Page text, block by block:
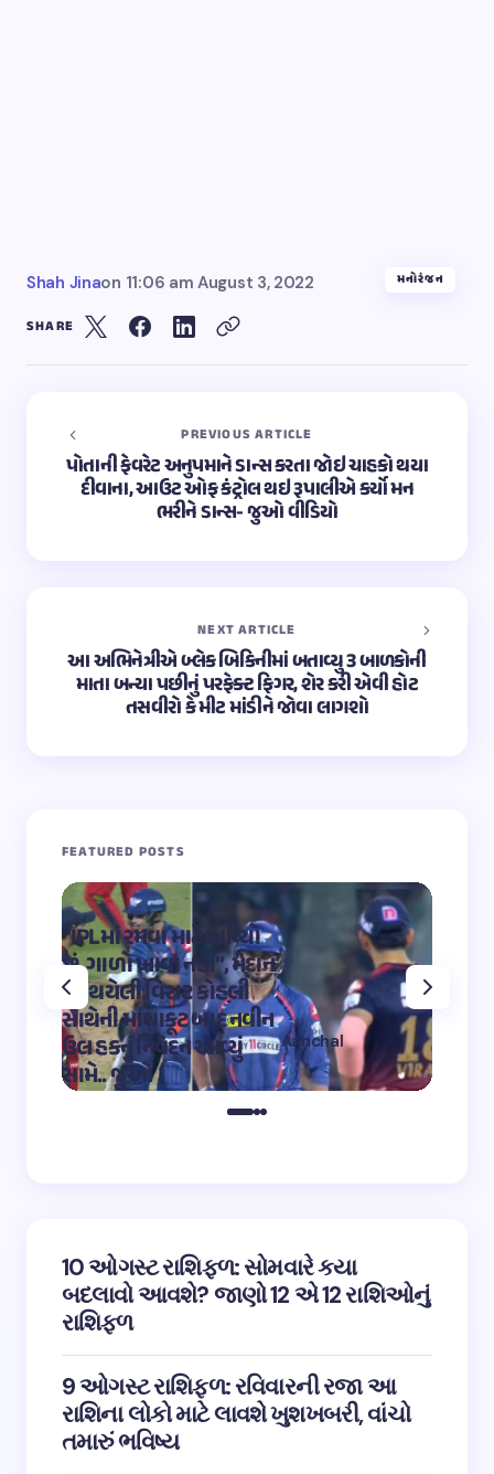
Shah Jinaon 11:06 am August 3, 2022 મનોરંજન
SHARE
PREVIOUS ARTICLE
પોતાની ફેવરેટ અનુપમાને ડાન્સ કરતા જોઇ ચાહકો થયા
દીવાના, આઉટ ઓફ કંટ્રોલ થઇ રૂપાલીએ કર્યો મન
ભરીને ડાન્સ- જુઓ વીડિયો
NEXT ARTICLE
આ અભિનેત્રીએ બ્લેક બિકિનીમાં બતાવ્યુ 3 બાળકોની
માતા બન્યા પછીનું પરફેક્ટ ફિગર, શેર કરી એવી હોટ
તસવીરો કે મીટ માંડીને જોવા લાગશો
FEATURED POSTS
“IPLમાં રમવા માટે આવ્યો
છું, ગાળો ખાવા નહીં”, મેદાન
પર થયેલી વિરાટ કોહલી
સાથેની માથાકૂટ બાદ નવીન
ઉલ હકનું નિવેદન આવ્યું
સામે.. જુઓ
Aanchal
on 12:32 pm May 4,
2023
10 ઓગસ્ટ રાશિફળ: સોમવારે કયા
બદલાવો આવશે? જાણો 12 એ 12 રાશિઓનું
રાશિફળ
9 ઓગસ્ટ રાશિફળ: રવિવારની રજા આ
રાશિના લોકો માટે લાવશે ખુશખબરી, વાંચો
તમારું ભવિષ્ય